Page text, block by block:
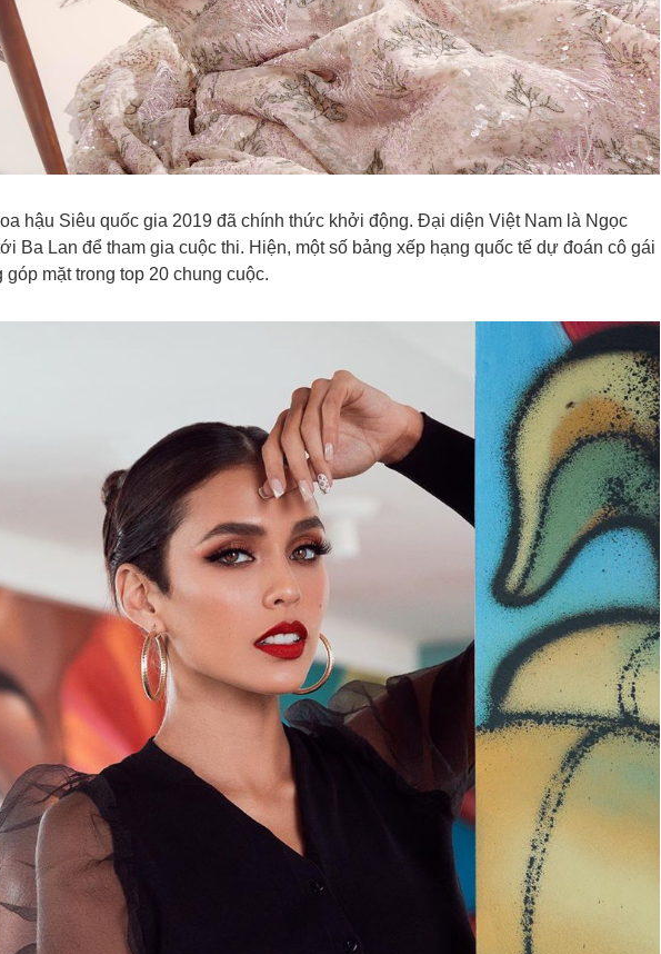
hậu Siêu quốc gia 2019 đã chính thức khởi động. Đại diện Việt Nam là Ngọc
Ba Lan để tham gia cuộc thi. Hiện, một số bảng xếp hạng quốc tế dự đoán cô gái
mặt trong top 20 chung cuộc.